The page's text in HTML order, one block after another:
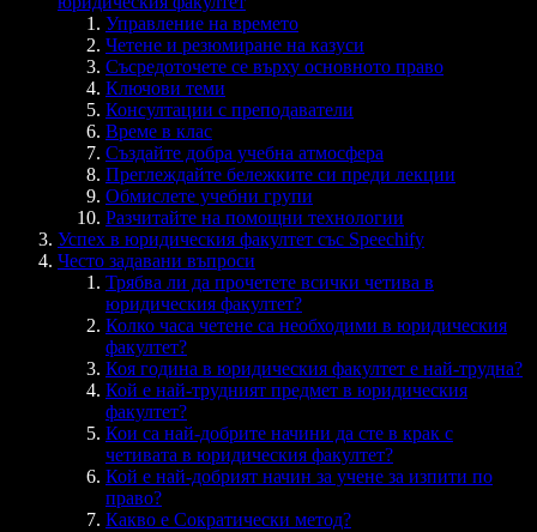
Управление на времето
Четене и резюмиране на казуси
Съсредоточете се върху основното право
Ключови теми
Консултации с преподаватели
Време в клас
Създайте добра учебна атмосфера
Преглеждайте бележките си преди лекции
Обмислете учебни групи
Разчитайте на помощни технологии
Успех в юридическия факултет със Speechify
Често задавани въпроси
Трябва ли да прочетете всички четива в
юридическия факултет?
Колко часа четене са необходими в юридическия
факултет?
Коя година в юридическия факултет е най-трудна?
Кой е най-трудният предмет в юридическия
факултет?
Кои са най-добрите начини да сте в крак с
четивата в юридическия факултет?
Кой е най-добрият начин за учене за изпити по
право?
Какво е Сократически метод?